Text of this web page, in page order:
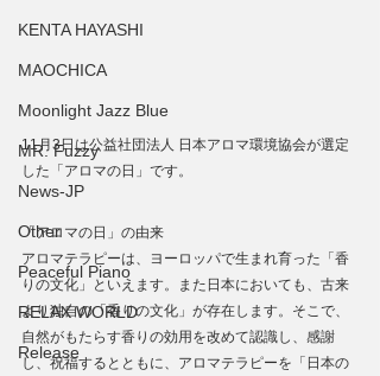
KENTA HAYASHI
MAOCHICA
Moonlight Jazz Blue
MR. Fuzzy
News-JP
Other
Peaceful Piano
RELAX WORLD
Release
11月3日は公益社団法人 日本アロマ環境協会が選定
した「アロマの日」です。
「アロマの日」の由来
アロマテラピーは、ヨーロッパで生まれ育った「香
りの文化」といえます。また日本においても、古来
より独自の「香りの文化」が存在します。そこで、
自然がもたらす香りの効用を改めて認識し、感謝
し、祝福するとともに、アロマテラピーを「日本の